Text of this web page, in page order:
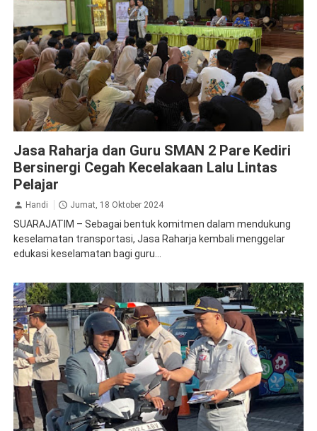
Jasa Raharja dan Guru SMAN 2 Pare Kediri
Bersinergi Cegah Kecelakaan Lalu Lintas
Pelajar
Handi Jumat, 18 Oktober 2024
SUARAJATIM – Sebagai bentuk komitmen dalam mendukung
keselamatan transportasi, Jasa Raharja kembali menggelar
edukasi keselamatan bagi guru...